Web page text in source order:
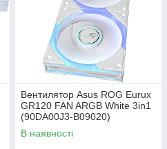
Вентилятор Asus ROG Eurux
GR120 FAN ARGB White 3in1
(90DA00J3-B09020)
В наявності